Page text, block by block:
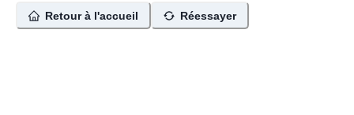
Retour à l'accueil Réessayer